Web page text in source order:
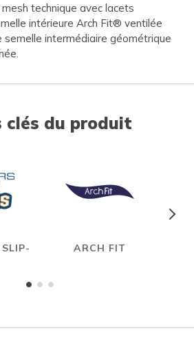
technique avec lacets
intérieure Arch Fit® ventilée
intermédiaire géométrique
clés du produit
ARCH FIT